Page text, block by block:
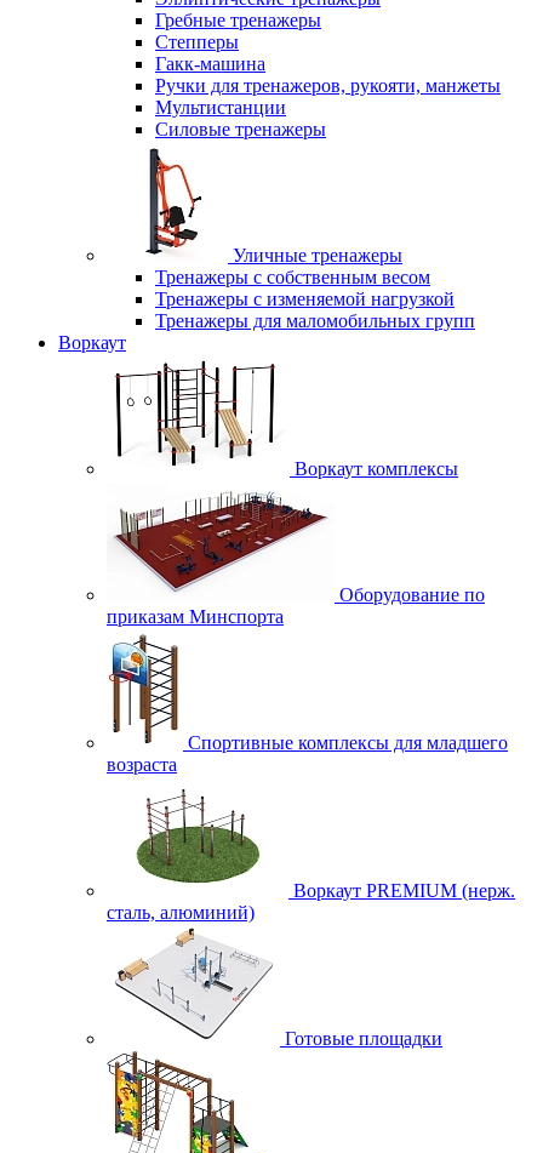
Гребные тренажеры
Степперы
Гакк-машина
Ручки для тренажеров, рукояти, манжеты
Мультистанции
Силовые тренажеры
Уличные тренажеры
Тренажеры с собственным весом
Тренажеры с изменяемой нагрузкой
Тренажеры для маломобильных групп
Воркаут
Воркаут комплексы
Оборудование по
приказам Минспорта
Спортивные комплексы для младшего
возраста
Воркаут PREMIUM (нерж.
сталь, алюминий)
Готовые площадки